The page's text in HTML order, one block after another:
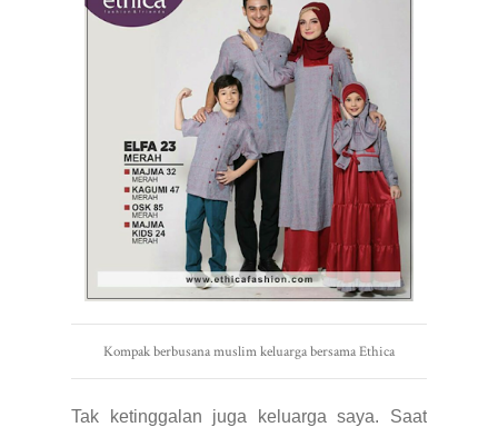
Kompak berbusana muslim keluarga bersama Ethica
Tak ketinggalan juga keluarga saya. Saat